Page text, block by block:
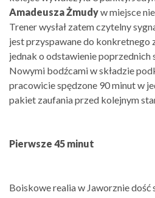
Amadeusza Żmudyw miejsce
Trener wysłał zatem czytelny
jest przyspawane do konkretnego
jednak o odstawienie poprzednich
Nowymi bodźcami w składzie
pracowicie spędzone 90 minut w
pakiet zaufania przed kolejnym
Pierwsze 45 minut
Boiskowe realia w Jaworznie dość